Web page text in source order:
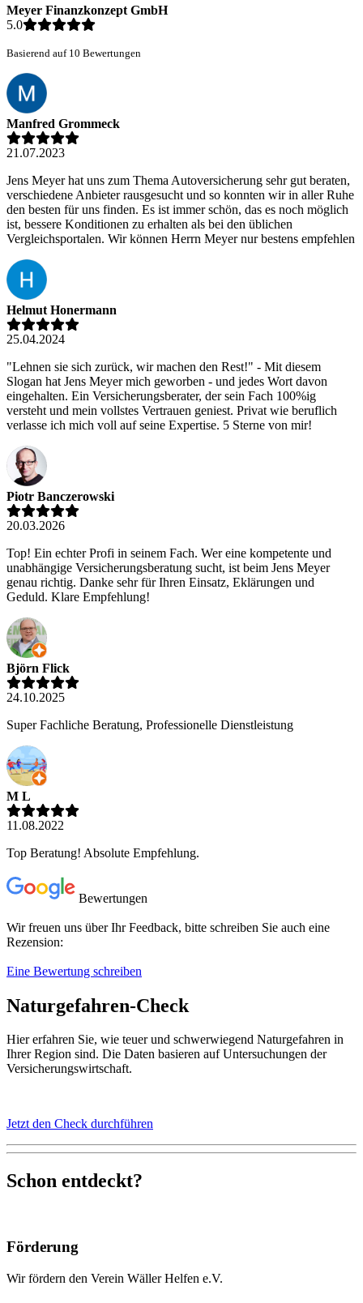
Meyer Finanzkonzept GmbH
5.0
Basierend auf 10 Bewertungen
Manfred Grommeck
21.07.2023
Jens Meyer hat uns zum Thema Autoversicherung sehr gut beraten,
verschiedene Anbieter rausgesucht und so konnten wir in aller Ruhe
den besten für uns finden. Es ist immer schön, das es noch möglich
ist, bessere Konditionen zu erhalten als bei den üblichen
Vergleichsportalen. Wir können Herrn Meyer nur bestens empfehlen
Helmut Honermann
25.04.2024
"Lehnen sie sich zurück, wir machen den Rest!" - Mit diesem
Slogan hat Jens Meyer mich geworben - und jedes Wort davon
eingehalten. Ein Versicherungsberater, der sein Fach 100%ig
versteht und mein vollstes Vertrauen geniest. Privat wie beruflich
verlasse ich mich voll auf seine Expertise. 5 Sterne von mir!
Piotr Banczerowski
20.03.2026
Top! Ein echter Profi in seinem Fach. Wer eine kompetente und
unabhängige Versicherungsberatung sucht, ist beim Jens Meyer
genau richtig. Danke sehr für Ihren Einsatz, Eklärungen und
Geduld. Klare Empfehlung!
Björn Flick
24.10.2025
Super Fachliche Beratung, Professionelle Dienstleistung
M L
11.08.2022
Top Beratung! Absolute Empfehlung.
Bewertungen
Wir freuen uns über Ihr Feedback, bitte schreiben Sie auch eine
Rezension:
Eine Bewertung schreiben
Naturgefahren-Check
Hier erfahren Sie, wie teuer und schwerwiegend Naturgefahren in
Ihrer Region sind. Die Daten basieren auf Untersuchungen der
Versicherungswirtschaft.
Jetzt den Check durchführen
Schon entdeckt?
Förderung
Wir fördern den Verein Wäller Helfen e.V.